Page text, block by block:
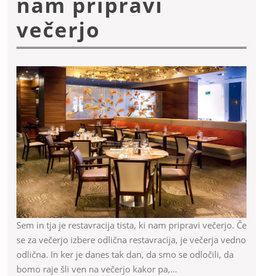
večerjo
in
tja
je
restavracija
tista,
ki
nam
pripravi
večerjo
Sem in tja je restavracija tista, ki nam pripravi večerjo. Če
se za večerjo izbere odlična restavracija, je večerja vedno
odlična. In ker je danes tak dan, da smo se odločili, da
bomo raje šli ven na večerjo kakor pa,…